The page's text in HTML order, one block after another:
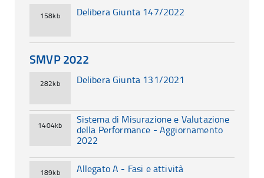
158kb Delibera Giunta 147/2022
SMVP 2022
282kb Delibera Giunta 131/2021
1404kb
Sistema di Misurazione e Valutazione
della Performance - Aggiornamento
2022
189kb Allegato A - Fasi e attività